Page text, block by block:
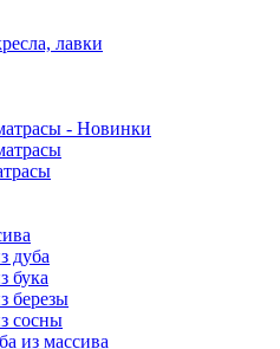
лавки
- Новинки
дуба
бука
березы
сосны
из массива